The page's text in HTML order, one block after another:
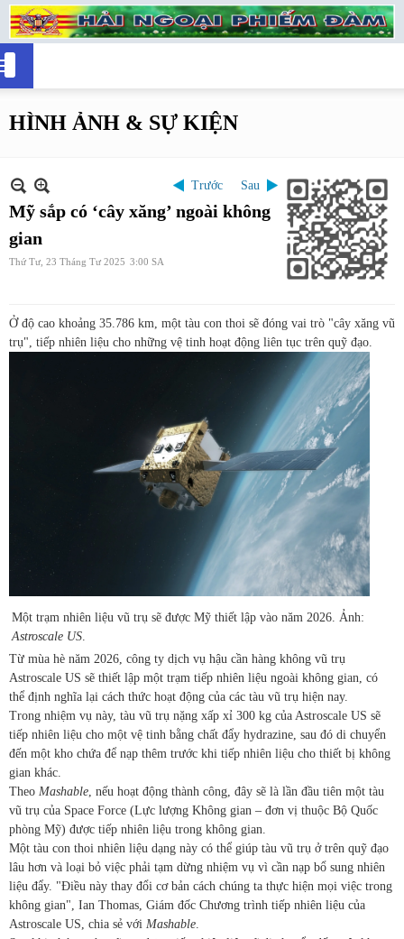
HÌNH ẢNH & SỰ KIỆN
Trước Sau
Mỹ sắp có ‘cây xăng’ ngoài không
gian
Thứ Tư, 23 Tháng Tư 2025 3:00 SA
Ở độ cao khoảng 35.786 km, một tàu con thoi sẽ đóng vai trò "cây xăng vũ
trụ", tiếp nhiên liệu cho những vệ tinh hoạt động liên tục trên quỹ đạo.
Một trạm nhiên liệu vũ trụ sẽ được Mỹ thiết lập vào năm 2026. Ảnh:
Astroscale US
Từ mùa hè năm 2026, công ty dịch vụ hậu cần hàng không vũ trụ
Astroscale US sẽ thiết lập một trạm tiếp nhiên liệu ngoài không gian, có
thể định nghĩa lại cách thức hoạt động của các tàu vũ trụ hiện nay.
Trong nhiệm vụ này, ​​tàu vũ trụ nặng xấp xỉ 300 kg của Astroscale US sẽ
tiếp nhiên liệu cho một vệ tinh bằng chất đẩy hydrazine, sau đó di chuyển
đến một kho chứa để nạp thêm trước khi tiếp nhiên liệu cho thiết bị không
gian khác.
Theo Mashable , nếu hoạt động thành công, đây sẽ là lần đầu tiên một tàu
vũ trụ của Space Force (Lực lượng Không gian – đơn vị thuộc Bộ Quốc
phòng Mỹ) được tiếp nhiên liệu trong không gian.
Một tàu con thoi nhiên liệu dạng này có thể giúp tàu vũ trụ ở trên quỹ đạo
lâu hơn và loại bỏ việc phải tạm dừng nhiệm vụ vì cần nạp bổ sung nhiên
liệu đẩy. "Điều này thay đổi cơ bản cách chúng ta thực hiện mọi việc trong
không gian", Ian Thomas, Giám đốc Chương trình tiếp nhiên liệu của
Astroscale US, chia sẻ với Mashable